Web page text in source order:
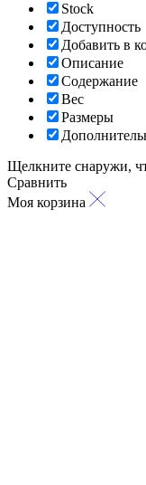
Stock
Доступность
Добавить в
Описание
Содержание
Вес
Размеры
Щелкните снаружи,
Сравнить
Моя корзина